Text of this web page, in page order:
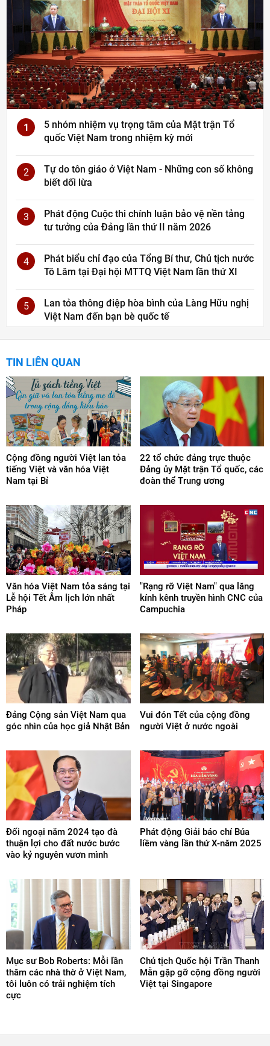
1
5 nhóm nhiệm vụ trọng tâm của Mặt trận Tổ
quốc Việt Nam trong nhiệm kỳ mới
2
Tự do tôn giáo ở Việt Nam - Những con số không
biết dối lừa
3
Phát động Cuộc thi chính luận bảo vệ nền tảng
tư tưởng của Đảng lần thứ II năm 2026
4
Phát biểu chỉ đạo của Tổng Bí thư, Chủ tịch nước
Tô Lâm tại Đại hội MTTQ Việt Nam lần thứ XI
5
Lan tỏa thông điệp hòa bình của Làng Hữu nghị
Việt Nam đến bạn bè quốc tế
TIN LIÊN QUAN
Cộng đồng người Việt lan tỏa
tiếng Việt và văn hóa Việt
Nam tại Bỉ
22 tổ chức đảng trực thuộc
Đảng ủy Mặt trận Tổ quốc, các
đoàn thể Trung ương
Văn hóa Việt Nam tỏa sáng tại
Lễ hội Tết Âm lịch lớn nhất
Pháp
"Rạng rỡ Việt Nam" qua lăng
kính kênh truyền hình CNC của
Campuchia
Đảng Cộng sản Việt Nam qua
góc nhìn của học giả Nhật Bản
Vui đón Tết của cộng đồng
người Việt ở nước ngoài
Đối ngoại năm 2024 tạo đà
thuận lợi cho đất nước bước
vào kỷ nguyên vươn mình
Phát động Giải báo chí Búa
liềm vàng lần thứ X-năm 2025
Mục sư Bob Roberts: Mỗi lần
thăm các nhà thờ ở Việt Nam,
tôi luôn có trải nghiệm tích
cực
Chủ tịch Quốc hội Trần Thanh
Mẫn gặp gỡ cộng đồng người
Việt tại Singapore